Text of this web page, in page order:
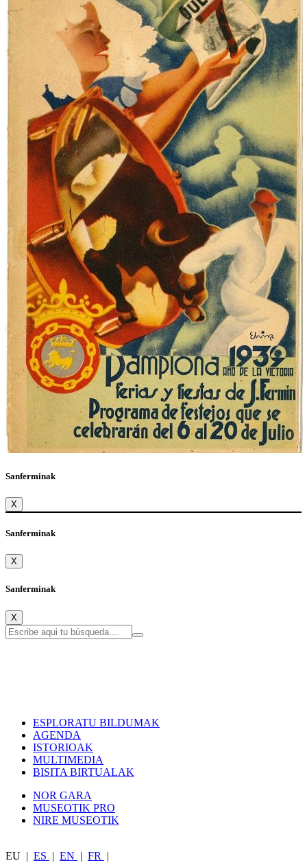
Sanferminak
X
Sanferminak
X
Sanferminak
X
ESPLORATU BILDUMAK
AGENDA
ISTORIOAK
MULTIMEDIA
BISITA BIRTUALAK
NOR GARA
MUSEOTIK PRO
NIRE MUSEOTIK
EU | ES | EN | FR |